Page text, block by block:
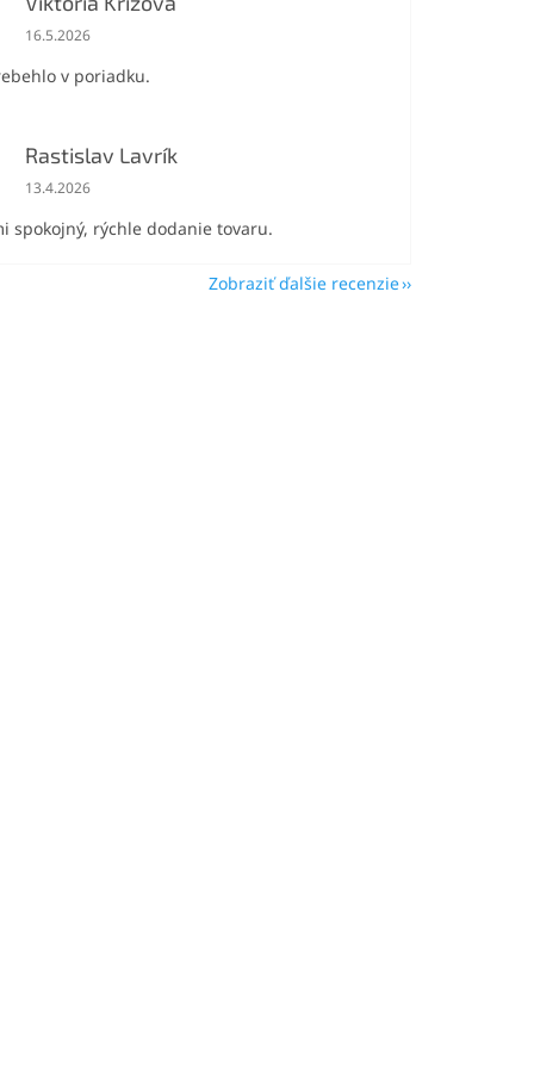
Hodnotenie obchodu je 5 z 5 hviezdičiek.
16.5.2026
v poriadku.
Rastislav Lavrík
Hodnotenie obchodu je 5 z 5 hviezdičiek.
13.4.2026
spokojný, rýchle dodanie tovaru.
Zobraziť ďalšie recenzie